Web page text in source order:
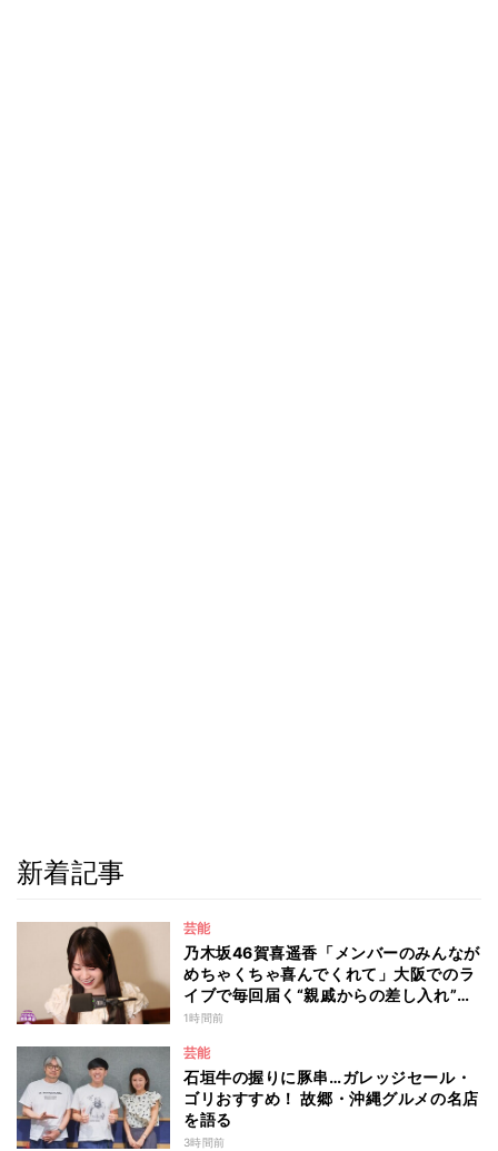
新着記事
芸能
乃木坂46賀喜遥香「メンバーのみんなが
めちゃくちゃ喜んでくれて」大阪でのラ
イブで毎回届く“親戚からの差し入れ”と
は？
1時間前
芸能
石垣牛の握りに豚串…ガレッジセール・
ゴリおすすめ！ 故郷・沖縄グルメの名店
を語る
3時間前